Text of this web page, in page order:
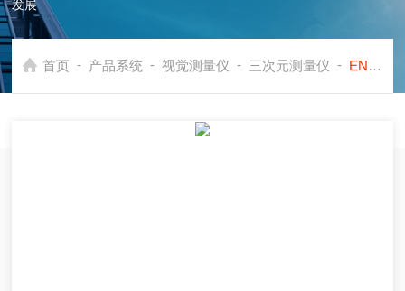
发展
首页 - 产品系统 - 视觉测量仪 - 三次元测量仪 - ENC.ENC系列三坐标测量机